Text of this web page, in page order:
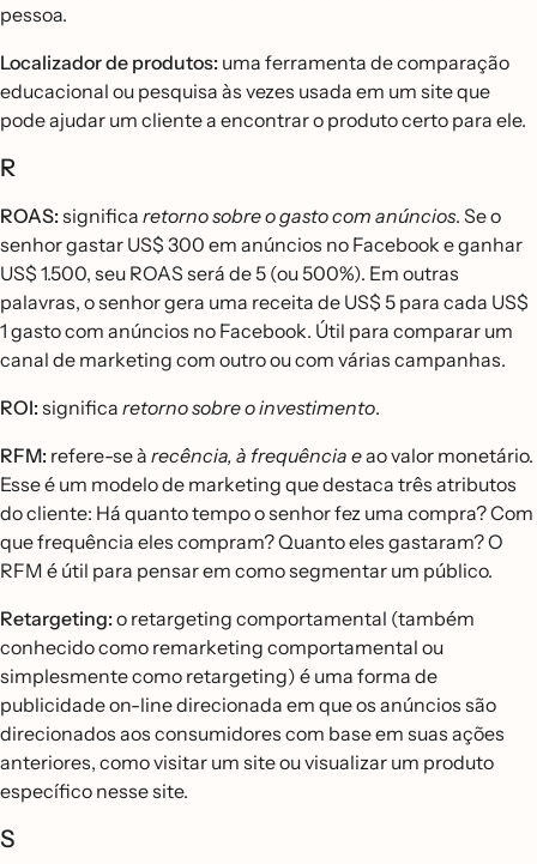
pessoa.
Localizador de produtos: uma ferramenta de comparação
educacional ou pesquisa às vezes usada em um site que
pode ajudar um cliente a encontrar o produto certo para ele.
R
ROAS:significa retorno sobre o gasto com anúncios. Se o
senhor gastar US$ 300 em anúncios no Facebook e ganhar
US$ 1.500, seu ROAS será de 5 (ou 500%). Em outras
palavras, o senhor gera uma receita de US$ 5 para cada US$
1 gasto com anúncios no Facebook. Útil para comparar um
canal de marketing com outro ou com várias campanhas.
ROI:significa retorno sobre o investimento.
RFM: refere-se à recência, à frequência eao valor monetário.
Esse é um modelo de marketing que destaca três atributos
do cliente: Há quanto tempo o senhor fez uma compra? Com
que frequência eles compram? Quanto eles gastaram? O
RFM é útil para pensar em como segmentar um público.
Retargeting:o retargeting comportamental (também
conhecido como remarketing comportamental ou
simplesmente como retargeting) é uma forma de
publicidade on-line direcionada em que os anúncios são
direcionados aos consumidores com base em suas ações
anteriores, como visitar um site ou visualizar um produto
específico nesse site.
S